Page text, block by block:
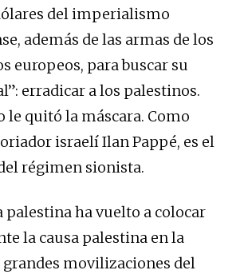
del imperialismo
además de las armas de los
europeos, para buscar su
erradicar a los palestinos.
le quitó la máscara. Como
israelí Ilan Pappé, es el
régimen sionista.
palestina ha vuelto a colocar
la causa palestina en la
grandes movilizaciones del